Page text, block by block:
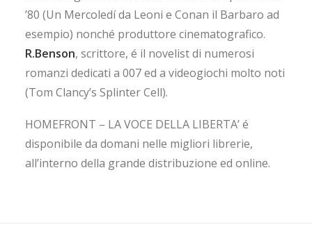
’80 (Un Mercoledí da Leoni e Conan il Barbaro ad
esempio) nonché produttore cinematografico.
R.Benson, scrittore, é il novelist di numerosi
romanzi dedicati a 007 ed a videogiochi molto noti
(Tom Clancy’s Splinter Cell).
HOMEFRONT – LA VOCE DELLA LIBERTA’ é
disponibile da domani nelle migliori librerie,
all’interno della grande distribuzione ed online.